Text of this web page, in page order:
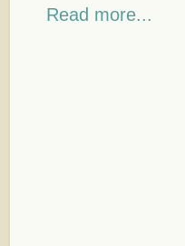
Read more...